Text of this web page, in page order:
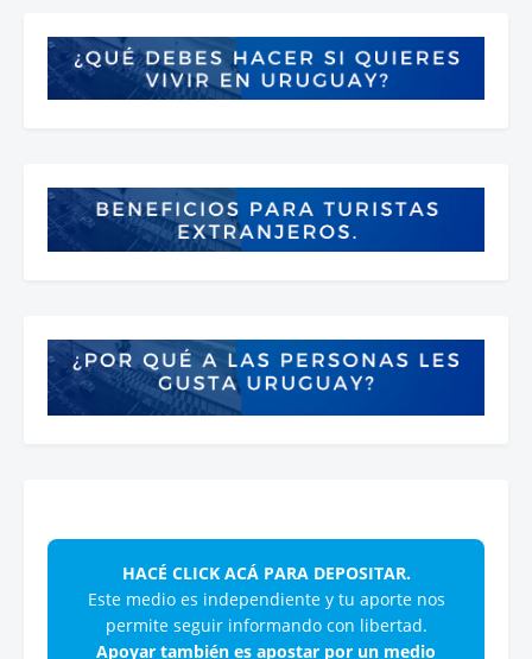
HACÉ CLICK ACÁ PARA DEPOSITAR.
Este medio es independiente y tu aporte nos
permite seguir informando con libertad.
Apoyar también es apostar por un medio